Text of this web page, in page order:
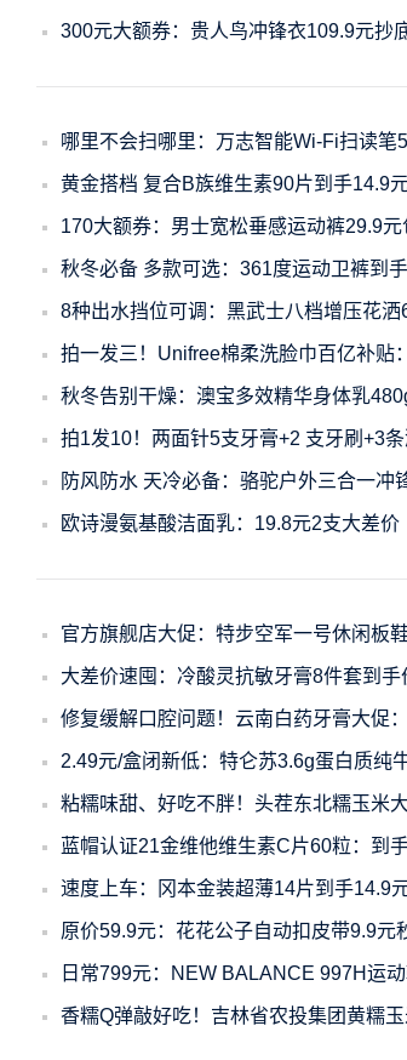
300元大额券：贵人鸟冲锋衣109.9元抄
哪里不会扫哪里：万志智能Wi-Fi扫读笔
黄金搭档 复合B族维生素90片到手14.9元
170大额券：男士宽松垂感运动裤29.9元
秋冬必备 多款可选：361度运动卫裤到
8种出水挡位可调：黑武士八档增压花洒
拍一发三！Unifree棉柔洗脸巾百亿补贴
秋冬告别干燥：澳宝多效精华身体乳
拍1发10！两面针5支牙膏+2 支牙刷+3
防风防水 天冷必备：骆驼户外三合一冲
欧诗漫氨基酸洁面乳：19.8元2支大差价
官方旗舰店大促：特步空军一号休闲板
大差价速囤：冷酸灵抗敏牙膏8件套到手
修复缓解口腔问题！云南白药牙膏大促
2.49元/盒闭新低：特仑苏3.6g蛋白质纯
粘糯味甜、好吃不胖！头茬东北糯玉米
蓝帽认证21金维他维生素C片60粒：到
速度上车：冈本金装超薄14片到手14.9
原价59.9元：花花公子自动扣皮带9.9元
日常799元：NEW BALANCE 997H运
香糯Q弹敲好吃！吉林省农投集团黄糯